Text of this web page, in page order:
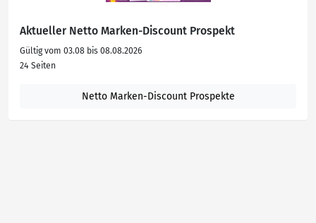
Aktueller Netto Marken-Discount Prospekt
Gültig vom 03.08 bis 08.08.2026
24 Seiten
Netto Marken-Discount Prospekte